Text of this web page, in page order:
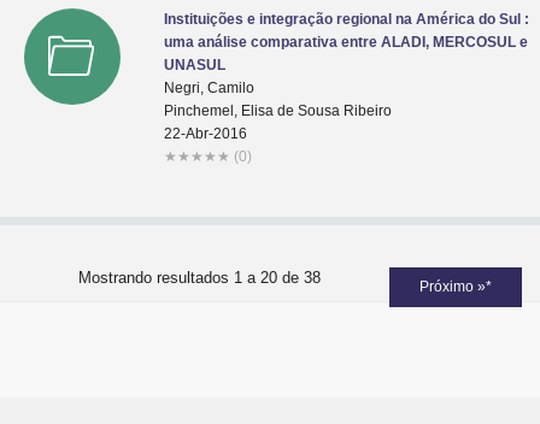
Instituições e integração regional na América do Sul :
uma análise comparativa entre ALADI, MERCOSUL e
UNASUL
Negri, Camilo
Pinchemel, Elisa de Sousa Ribeiro
22-Abr-2016
★ ★ ★ ★ ★ (0)
Mostrando resultados 1 a 20 de 38 Próximo »*